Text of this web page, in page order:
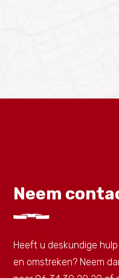
Neem
Heeft u deskundige
en omstreken? Neem